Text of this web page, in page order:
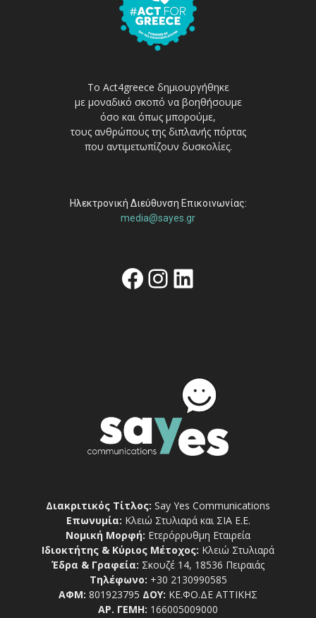
Το Act4greece δημιουργήθηκε
με μοναδικό σκοπό να βοηθήσουμε
όσο και όπως μπορούμε,
τους ανθρώπους της διπλανής πόρτας
που αντιμετωπίζουν δυσκολίες.
Ηλεκτρονική Διεύθυνση Επικοινωνίας:
media@sayes.gr
Facebook
Instagram
Linkedin
Διακριτικός Τίτλος: Say Yes Communications
Επωνυμία: Κλειώ Στυλιαρά και ΣΙΑ Ε.Ε.
Νομική Μορφή: Ετερόρρυθμη Εταιρεία
Ιδιοκτήτης & Κύριος Μέτοχος: Κλειώ Στυλιαρά
Έδρα & Γραφεία: Σκουζέ 14, 18536 Πειραιάς
Τηλέφωνο: +30 2130990585
ΑΦΜ: 801923795 ΔΟΥ: ΚΕ.ΦΟ.ΔΕ ΑΤΤΙΚΗΣ
ΑΡ. ΓΕΜΗ: 166005009000